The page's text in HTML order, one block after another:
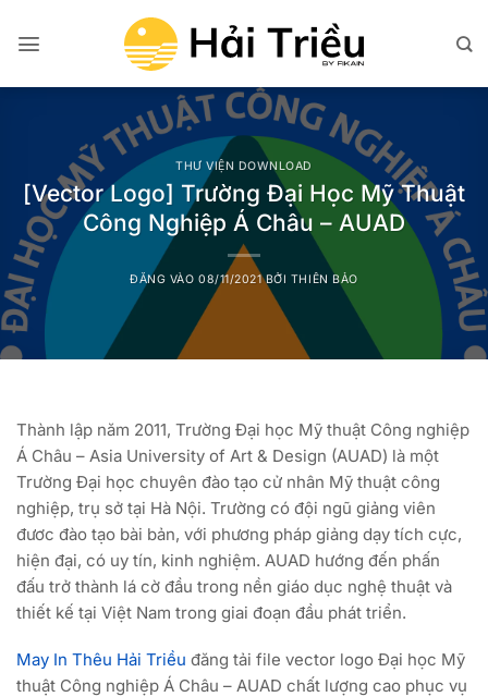
qua
dung
THƯ VIỆN DOWNLOAD
[Vector Logo] Trường Đại Học Mỹ Thuật
Công Nghiệp Á Châu – AUAD
ĐĂNG VÀO08/11/2021 BỞI THIÊN BẢO
Thành lập năm 2011, Trường Đại học Mỹ thuật Công nghiệp
Á Châu – Asia University of Art & Design (AUAD) là một
Trường Đại học chuyên đào tạo cử nhân Mỹ thuật công
nghiệp, trụ sở tại Hà Nội. Trường có đội ngũ giảng viên
đươc đào tạo bài bản, với phương pháp giảng dạy tích cực,
hiện đại, có uy tín, kinh nghiệm. AUAD hướng đến phấn
đấu trở thành lá cờ đầu trong nền giáo dục nghệ thuật và
thiết kế tại Việt Nam trong giai đoạn đầu phát triển.
May In Thêu Hải Triều đăng tải file vector logo Đại học Mỹ
thuật Công nghiệp Á Châu – AUAD chất lượng cao phục vụ